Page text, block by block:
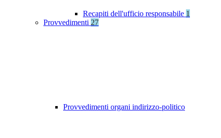
Recapiti dell'ufficio responsabile 1
Provvedimenti 27
Provvedimenti organi indirizzo-politico